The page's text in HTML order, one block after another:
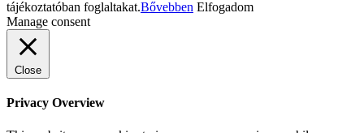
tájékoztatóban foglaltakat.Bővebben Elfogadom
Manage consent
Close
Privacy Overview